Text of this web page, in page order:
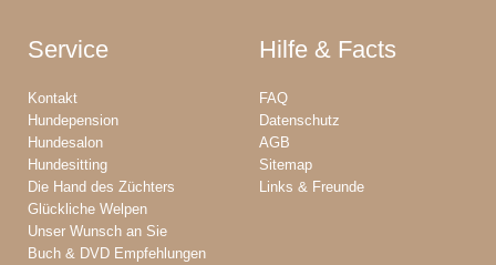
Service
Kontakt
Hundepension
Hundesalon
Hundesitting
Die Hand des Züchters
Glückliche Welpen
Unser Wunsch an Sie
Buch & DVD Empfehlungen
Hilfe & Facts
FAQ
Datenschutz
AGB
Sitemap
Links & Freunde